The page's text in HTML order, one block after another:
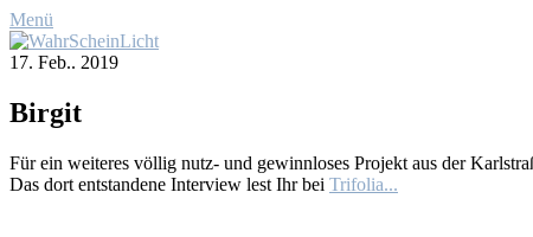
Menü
17. Feb.. 2019
Bir­git
Für ein wei­te­res völ­lig nutz- und ge­winn­lo­ses Pro­jekt aus der
Das dort ent­stan­de­ne In­ter­view lest Ihr bei Trif­o­lia...